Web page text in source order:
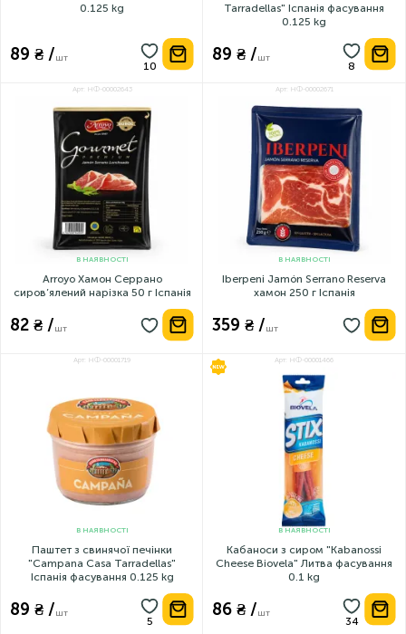
0.125 kg
89 ₴ /шт
Tarradellas" Іспанія фасування
0.125 kg
89 ₴ /шт
Арт: НФ-00002643
В НАЯВНОСТІ
Arroyo Хамон Серрано
сиров’ялений нарізка 50 г Іспанія
82 ₴ /шт
Арт: НФ-00002671
В НАЯВНОСТІ
Iberpeni Jamón Serrano Reserva
хамон 250 г Іспанія
359 ₴ /шт
Арт: НФ-00001719
В НАЯВНОСТІ
Паштет з свинячої печінки
"Campana Casa Tarradellas"
Іспанія фасування 0.125 kg
89 ₴ /шт
НОВИНКА
Арт: НФ-00001466
В НАЯВНОСТІ
Кабаноси з сиром "Kabanossi
Cheese Biovela" Литва фасування
0.1 kg
86 ₴ /шт